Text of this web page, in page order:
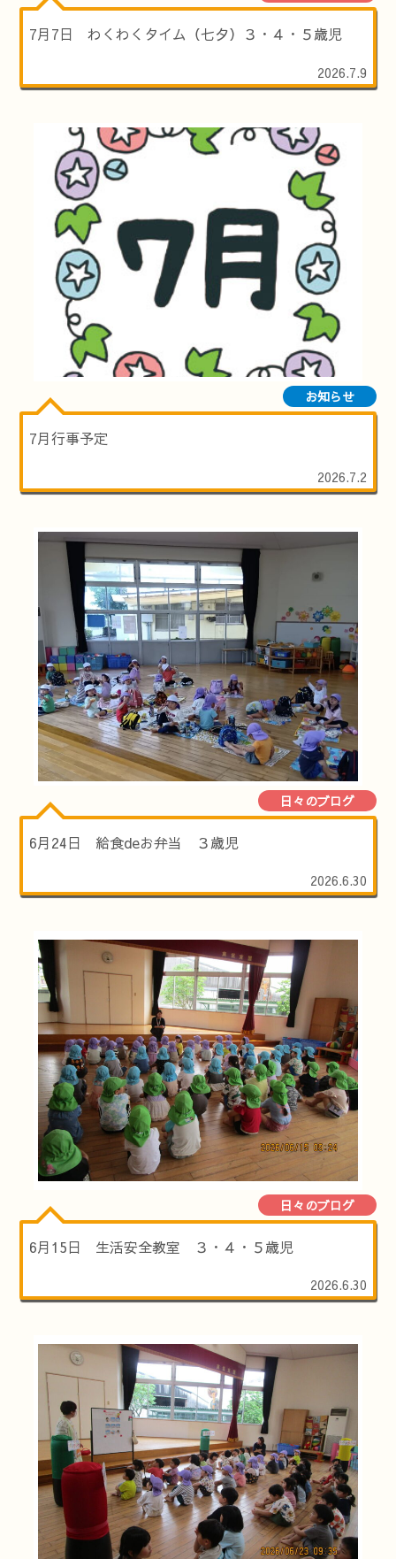
7月7日 わくわくタイム（七夕）３・４・５歳児
2026.7.9
お知らせ
7月行事予定
2026.7.2
日々のブログ
6月24日 給食deお弁当 ３歳児
2026.6.30
日々のブログ
6月15日 生活安全教室 ３・４・５歳児
2026.6.30